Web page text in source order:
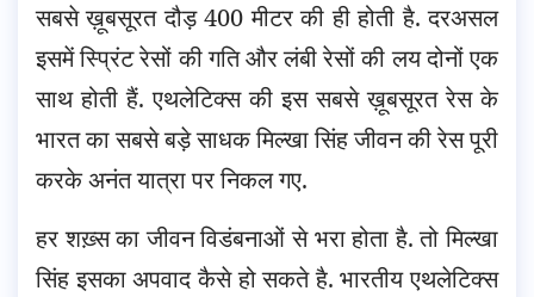
सबसे ख़ूबसूरत दौड़ 400 मीटर की ही होती है. दरअसल
इसमें स्प्रिंट रेसों की गति और लंबी रेसों की लय दोनों एक
साथ होती हैं. एथलेटिक्स की इस सबसे ख़ूबसूरत रेस के
भारत का सबसे बड़े साधक मिल्खा सिंह जीवन की रेस पूरी
करके अनंत यात्रा पर निकल गए.
हर शख़्स का जीवन विडंबनाओं से भरा होता है. तो मिल्खा
सिंह इसका अपवाद कैसे हो सकते है. भारतीय एथलेटिक्स